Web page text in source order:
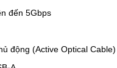
đến 5Gbps
động (Active Optical Cable)